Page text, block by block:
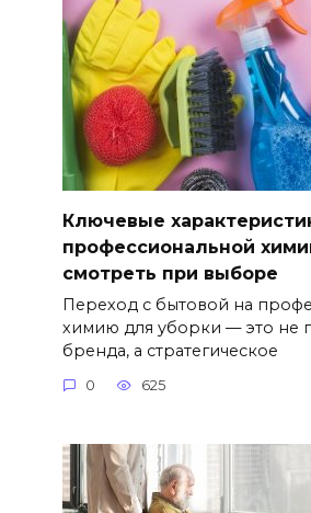
Ключевые
профессиональной
смотреть при выборе
Переход с бытовой на
химию для уборки — это не
бренда, а стратегическое
0 625